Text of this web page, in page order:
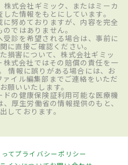
式会社ギミック、またはミーカ
た情報をもとにしています。
努めておりますが、内容を完全
ではありません。
診を希望される場合は、事前に
に直接ご確認ください。
損害について、株式会社ギミッ
式会社ではその賠償の責任を一
情報に誤りがある場合には、お
イル編集部までご連絡をいただ
願いいたします。
の健康保険証利用可能な医療機
厚生労働省の情報提供のもと、
しております。
てプライバシーポリシー